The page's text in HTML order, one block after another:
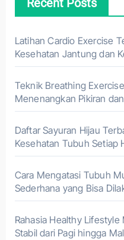
Recent Posts
Latihan Cardio Exercise
Kesehatan Jantung dan
Teknik Breathing
Menenangkan Pikiran
Daftar Sayuran Hijau
Kesehatan Tubuh Setiap
Cara Mengatasi Tubuh
Sederhana yang Bisa
Rahasia Healthy
Stabil dari Pagi hingga